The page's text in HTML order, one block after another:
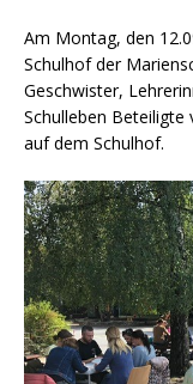
Am Montag, den
Schulhof der
Geschwister,
Schulleben
auf dem Schulhof.